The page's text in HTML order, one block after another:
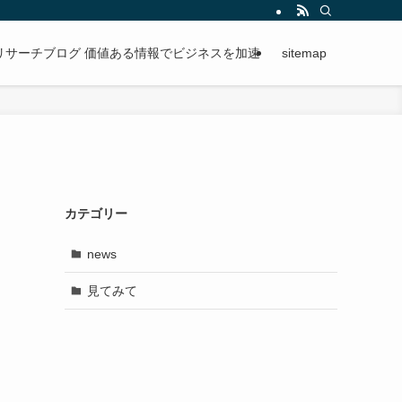
ーチブログ 価値ある情報でビジネスを加速 sitemap
カテゴリー
news
見てみて